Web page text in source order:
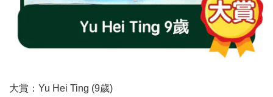
大賞：Yu Hei Ting (9歲)